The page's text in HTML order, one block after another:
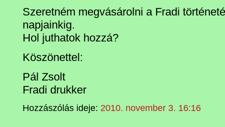
Szeretném megvásárolni a Fradi
napjainkig.
Hol juthatok hozzá?
Köszönettel:
Pál Zsolt
Fradi drukker
Hozzászólás ideje: 2010. november 3. 16:16